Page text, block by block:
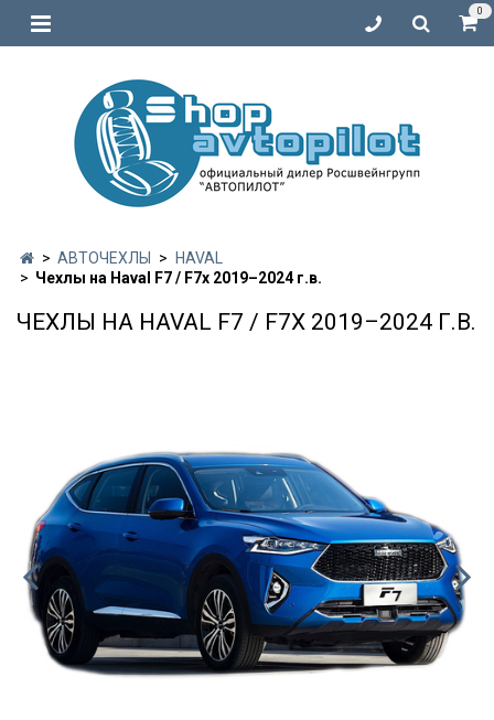
0
АВТОЧЕХЛЫ
HAVAL
Чехлы на Haval F7 / F7x 2019–2024 г.в.
ЧЕХЛЫ НА HAVAL F7 / F7X 2019–2024 Г.В.